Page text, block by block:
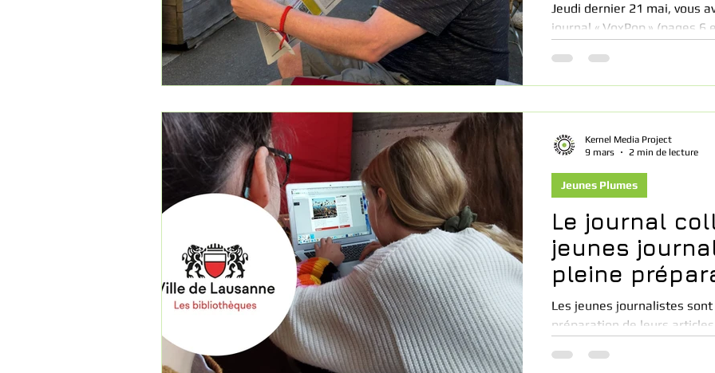
Jeudi dernier 21 mai, vous
journal « VoxPop » (pages
âgés de 10 à 14 ans. Dans
nouvel encart sera publié
Le journal
jeunes
pleine
Les jeunes journalistes
préparation de leurs
Restez connectés pour
Jeunes Plumes
Kernel Media Project
9 mars
2 min de lecture